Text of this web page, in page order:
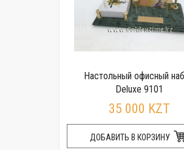
Настольный офисный
Deluxe 9101
35 000 KZT
ДОБАВИТЬ В КОРЗИНУ